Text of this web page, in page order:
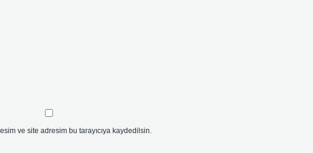
ve site adresim bu tarayıcıya kaydedilsin.